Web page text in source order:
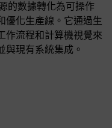
的數據轉化為可操作
優化生產線。它通過生
作流程和計算機視覺來
與現有系統集成。